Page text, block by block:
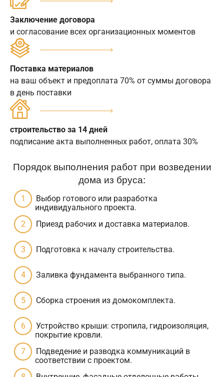
Заключение договора
и согласование всех организационных моментов
Поставка материалов
на ваш объект и предоплата 70% от суммы договора
в день поставки
строительство за 14 дней
подписание акта выполненных работ, оплата 30%
Порядок выполнения работ при возведении
дома из бруса:
Выбор готового или разработка
индивидуального проекта.
Приезд рабочих и доставка материалов.
Подготовка к началу строительства.
Заливка фундамента выбранного типа.
Сборка строения из домокомплекта.
Устройство крыши: стропила, гидроизоляция,
покрытие кровли.
Подведение и разводка коммуникаций в
соответствии с проектом.